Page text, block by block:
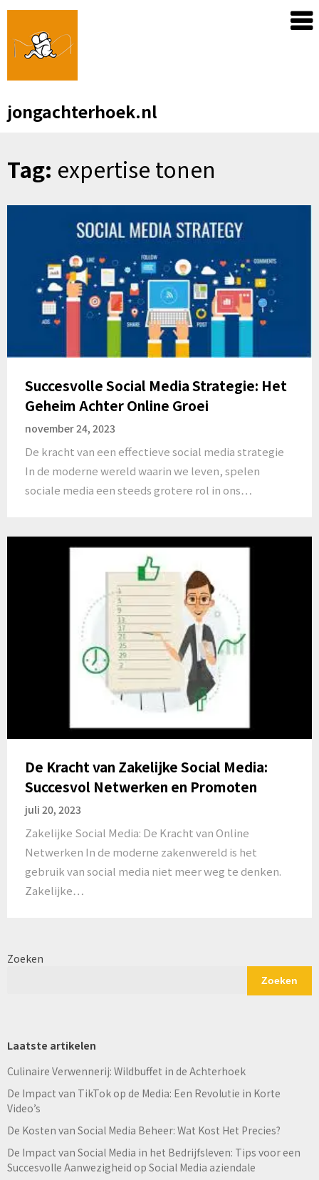
Skip
content
jongachterhoek.nl
Tag: expertise tonen
Succesvolle Social Media Strategie: Het
Geheim Achter Online Groei
november 24, 2023
De kracht van een effectieve social media strategie
In de moderne wereld waarin we leven, spelen
sociale media een steeds grotere rol in ons…
De Kracht van Zakelijke Social Media:
Succesvol Netwerken en Promoten
juli 20, 2023
Zakelijke Social Media: De Kracht van Online
Netwerken In de moderne zakenwereld is het
gebruik van social media niet meer weg te denken.
Zakelijke…
Zoeken
Zoeken
Laatste artikelen
Culinaire Verwennerij: Wildbuffet in de Achterhoek
De Impact van TikTok op de Media: Een Revolutie in Korte
Video’s
De Kosten van Social Media Beheer: Wat Kost Het Precies?
De Impact van Social Media in het Bedrijfsleven: Tips voor een
Succesvolle Aanwezigheid op Social Media aziendale